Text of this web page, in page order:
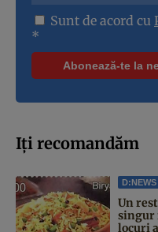
Sunt de acord cu
*
Iți recomandăm
D:NEWS
Un
singur
locuri